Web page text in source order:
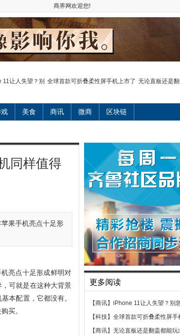
商界网欢迎您!
11让人失望？别 全球首款可折叠柔性屏手机上市了 无论直板还是
美食 商讯 微商 区块链
同样值得
果手机亮点十足形
亮点十足形成鲜明对
可就是在这种大背景
本配置，它都没有。
买。
更多阅读
【商讯】 iPhone 11让人失望？别
【科技】 全球首款可折叠柔性屏手
【商讯】 无论直板还是翻盖都能玩